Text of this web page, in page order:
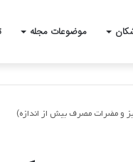
موضوعات مجله
و مضرات مصرف بیش از اندازه)